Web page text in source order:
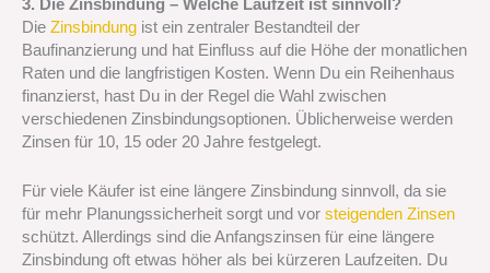
3. Die Zinsbindung – Welche Laufzeit ist sinnvoll?
Die Zinsbindung ist ein zentraler Bestandteil der
Baufinanzierung und hat Einfluss auf die Höhe der monatlichen
Raten und die langfristigen Kosten. Wenn Du ein Reihenhaus
finanzierst, hast Du in der Regel die Wahl zwischen
verschiedenen Zinsbindungsoptionen. Üblicherweise werden
Zinsen für 10, 15 oder 20 Jahre festgelegt.
Für viele Käufer ist eine längere Zinsbindung sinnvoll, da sie
für mehr Planungssicherheit sorgt und vor steigenden Zinsen
schützt. Allerdings sind die Anfangszinsen für eine längere
Zinsbindung oft etwas höher als bei kürzeren Laufzeiten. Du